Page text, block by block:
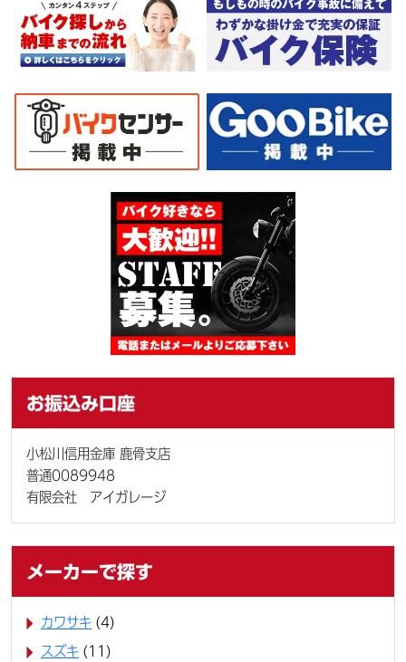
お振込み口座
小松川信用金庫 鹿骨支店
普通0089948
有限会社 アイガレージ
メーカーで探す
カワサキ (4)
スズキ (11)